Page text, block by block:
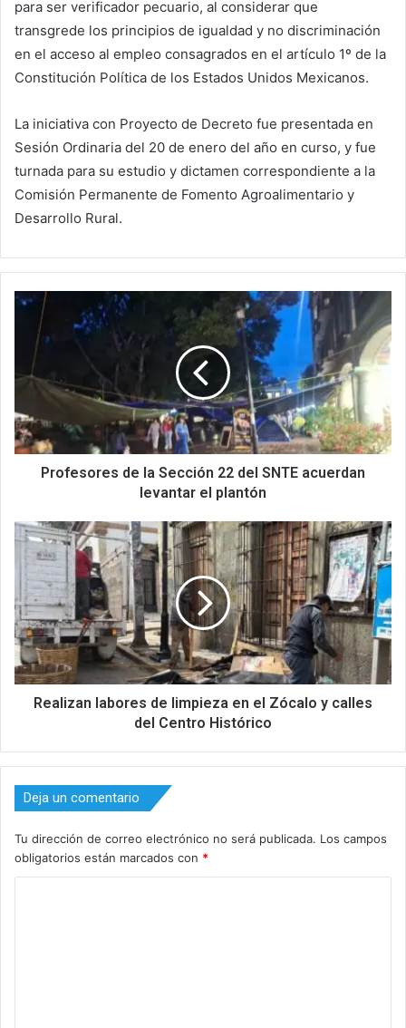
para ser verificador pecuario, al considerar que
transgrede los principios de igualdad y no discriminación
en el acceso al empleo consagrados en el artículo 1º de la
Constitución Política de los Estados Unidos Mexicanos.
La iniciativa con Proyecto de Decreto fue presentada en
Sesión Ordinaria del 20 de enero del año en curso, y fue
turnada para su estudio y dictamen correspondiente a la
Comisión Permanente de Fomento Agroalimentario y
Desarrollo Rural.
Profesores de la Sección 22 del SNTE acuerdan
levantar el plantón
Realizan labores de limpieza en el Zócalo y calles
del Centro Histórico
Deja un comentario
Tu dirección de correo electrónico no será publicada. Los campos
obligatorios están marcados con *